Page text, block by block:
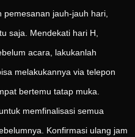
jauh-jauh hari,
saja. Mendekati hari H,
acara, lakukanlah
melakukannya via telepon
bertemu tatap muka.
memfinalisasi semua
Konfirmasi ulang jam